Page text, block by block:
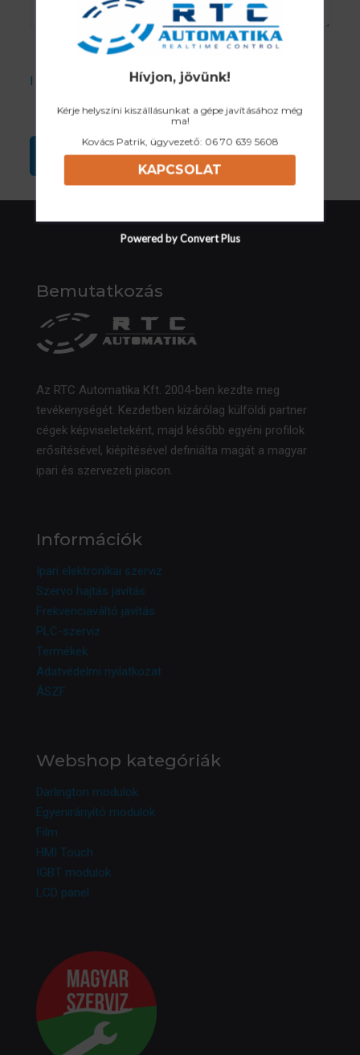
I accept the Privacy Policy
Bemutatkozás
Az RTC Automatika Kft. 2004-ben kezdte meg
tevékenységét. Kezdetben kizárólag külföldi partner
cégek képviseleteként, majd később egyéni profilok
erősítésével, kiépítésével definiálta magát a magyar
ipari és szervezeti piacon.
Információk
Ipari elektronikai szerviz
Szervo hajtás javítás
Frekvenciaváltó javítás
PLC-szerviz
Termékek
Adatvédelmi nyilatkozat
ÁSZF
Webshop kategóriák
Darlington modulok
Egyenirányító modulok
Film
HMI Touch
IGBT modulok
LCD panel
Hívjon, jövünk!
Kérje helyszíni kiszállásunkat a gépe javításához még
ma!
Kovács Patrik, ügyvezető: 06 70 639 5608
KAPCSOLAT
Powered by Convert Plus